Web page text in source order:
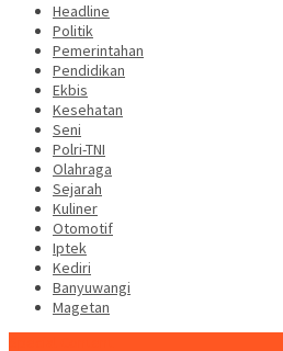
Headline
Politik
Pemerintahan
Pendidikan
Ekbis
Kesehatan
Seni
Polri-TNI
Olahraga
Sejarah
Kuliner
Otomotif
Iptek
Kediri
Banyuwangi
Magetan